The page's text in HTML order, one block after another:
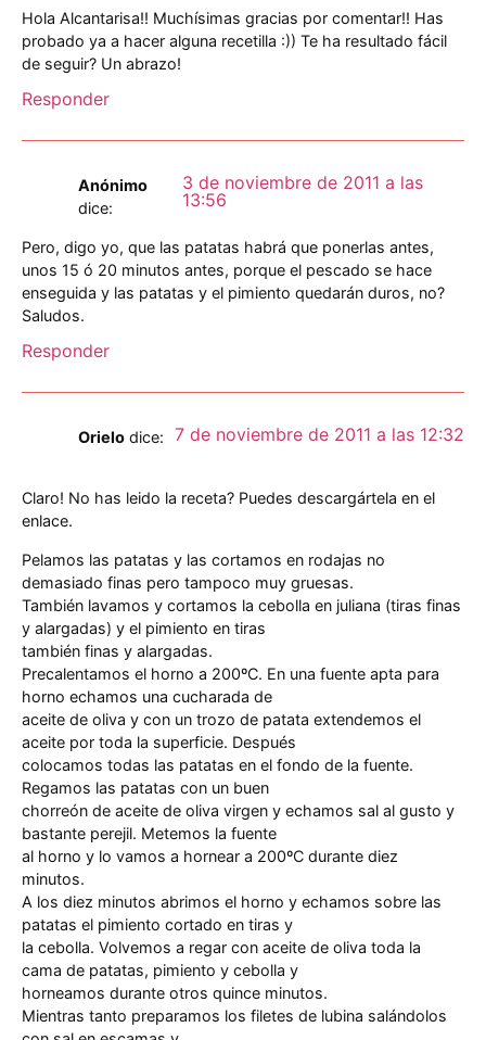
Hola Alcantarisa!! Muchísimas gracias por comentar!! Has
probado ya a hacer alguna recetilla :)) Te ha resultado fácil
de seguir? Un abrazo!
Responder
Anónimo
dice:
3 de noviembre de 2011 a las
13:56
Pero, digo yo, que las patatas habrá que ponerlas antes,
unos 15 ó 20 minutos antes, porque el pescado se hace
enseguida y las patatas y el pimiento quedarán duros, no?
Saludos.
Responder
Orielo dice: 7 de noviembre de 2011 a las 12:32
Claro! No has leido la receta? Puedes descargártela en el
enlace.
Pelamos las patatas y las cortamos en rodajas no
demasiado finas pero tampoco muy gruesas.
También lavamos y cortamos la cebolla en juliana (tiras finas
y alargadas) y el pimiento en tiras
también finas y alargadas.
Precalentamos el horno a 200ºC. En una fuente apta para
horno echamos una cucharada de
aceite de oliva y con un trozo de patata extendemos el
aceite por toda la superficie. Después
colocamos todas las patatas en el fondo de la fuente.
Regamos las patatas con un buen
chorreón de aceite de oliva virgen y echamos sal al gusto y
bastante perejil. Metemos la fuente
al horno y lo vamos a hornear a 200ºC durante diez
minutos.
A los diez minutos abrimos el horno y echamos sobre las
patatas el pimiento cortado en tiras y
la cebolla. Volvemos a regar con aceite de oliva toda la
cama de patatas, pimiento y cebolla y
horneamos durante otros quince minutos.
Mientras tanto preparamos los filetes de lubina salándolos